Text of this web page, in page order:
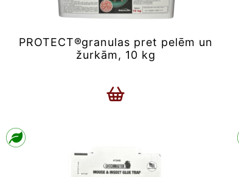
PROTECT®granulas pret pelēm un
žurkām, 10 kg